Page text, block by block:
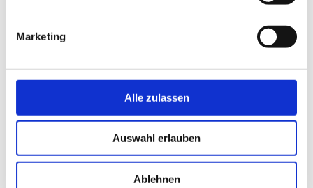
Marketing
Alle zulassen
Auswahl erlauben
Ablehnen
Anschrift:
Ostseeallee 1, 23946 Ostseebad Boltenhagen
https://www.seehotel-boltenhagen.de/de/gastronomie-
Restaurant "1803" im Linder Hotel
Baltische Allee 1, 23946 Ostseebad Boltenhagen
Tel.:038825-3840
https://lindnerhotels.com/hotels/lindner-hotel-boltenhagen